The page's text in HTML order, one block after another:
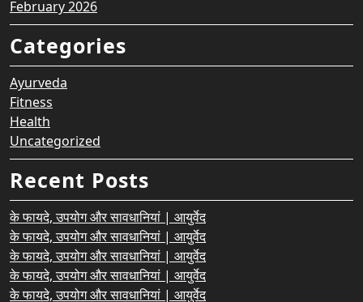
February 2026
Categories
Ayurveda
Fitness
Health
Uncategorized
Recent Posts
के फायदे, उपयोग और सावधानियां | आयुर्वेद
के फायदे, उपयोग और सावधानियां | आयुर्वेद
के फायदे, उपयोग और सावधानियां | आयुर्वेद
के फायदे, उपयोग और सावधानियां | आयुर्वेद
के फायदे, उपयोग और सावधानियां | आयुर्वेद